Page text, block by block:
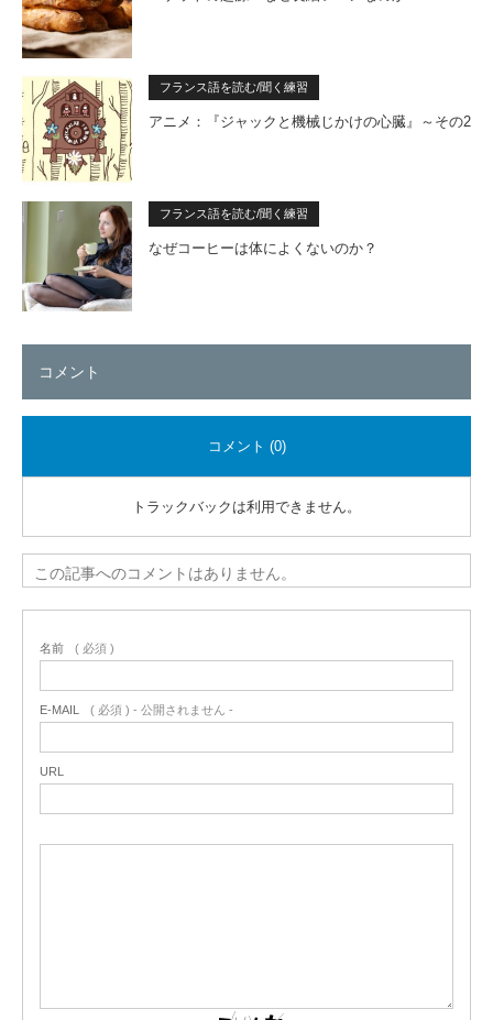
フランス語を読む/聞く練習
アニメ：『ジャックと機械じかけの心臓』～その2
フランス語を読む/聞く練習
なぜコーヒーは体によくないのか？
コメント
コメント (0)
トラックバックは利用できません。
この記事へのコメントはありません。
名前 ( 必須 )
E-MAIL ( 必須 ) - 公開されません -
URL